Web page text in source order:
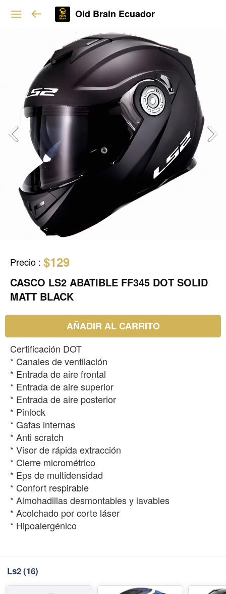
Old Brain Ecuador
Precio : $129
CASCO LS2 ABATIBLE FF345 DOT SOLID
MATT BLACK
AÑADIR AL CARRITO
Certificación DOT
* Canales de ventilación
* Entrada de aire frontal
* Entrada de aire superior
* Entrada de aire posterior
* Pinlock
* Gafas internas
* Anti scratch
* Visor de rápida extracción
* Cierre micrométrico
* Eps de multidensidad
* Confort respirable
* Almohadillas desmontables y lavables
* Acolchado por corte láser
* Hipoalergénico
Ls2(16)